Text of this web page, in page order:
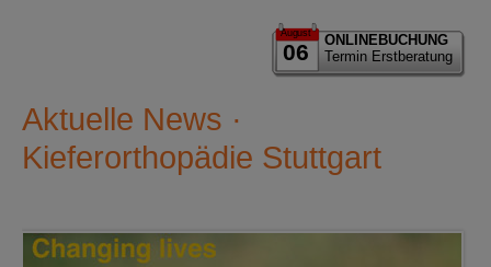
August
06
ONLINEBUCHUNG
Termin Erstberatung
Aktuelle News ·
Kieferorthopädie Stuttgart